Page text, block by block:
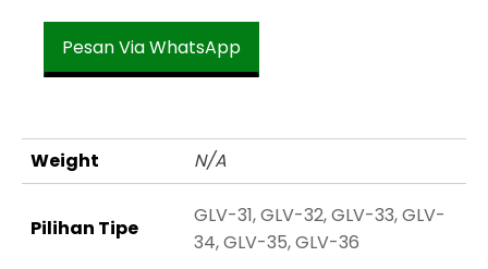
Pesan Via WhatsApp
Weight N/A
Pilihan Tipe
GLV-31, GLV-32, GLV-33, GLV-
34, GLV-35, GLV-36